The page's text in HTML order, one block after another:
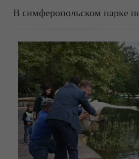
В симферопольском парке